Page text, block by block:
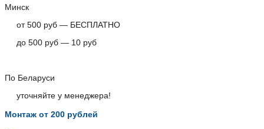
Минск
от 500 руб — БЕСПЛАТНО
до 500 руб — 10 руб
По Беларуси
уточняйте у менеджера!
Монтаж от 200 рублей